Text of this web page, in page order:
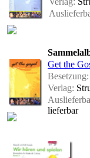
Get the
Besetzung:
Verlag:
lieferbar